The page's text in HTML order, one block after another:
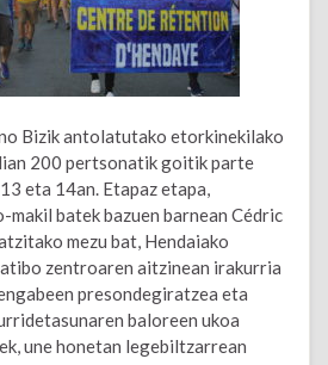
Bizik antolatutako etorkinekilako
200 pertsonatik goitik parte
eta 14an. Etapaz etapa,
makil batek bazuen barnean Cédric
mezu bat, Hendaiako
zentroaren aitzinean irakurria
presondegiratzea eta
baloreen ukoa
une honetan legebiltzarrean